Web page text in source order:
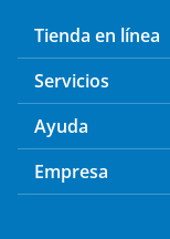
Tienda en línea
Servicios
Ayuda
Empresa